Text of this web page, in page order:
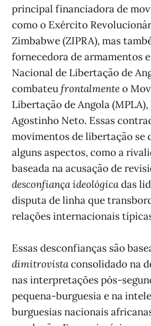
principal financiadora de
como o Exército
Zimbabwe (ZIPRA), mas
fornecedora de armamentos
Nacional de Libertação de
combateufrontalmenteo
Libertação de Angola
Agostinho Neto. Essas
movimentos de libertação se
alguns aspectos, como a
baseada na acusação de
desconfiança ideológicadas
disputa de linha que
relações internacionais
Essas desconfianças são
dimitrovistaconsolidado na
nas interpretações pós-
pequena-burguesia e na
burguesias nacionais